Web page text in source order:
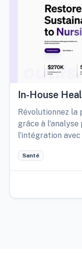
In-House
Révolutionnez
grâce à
l'intégration
Santé